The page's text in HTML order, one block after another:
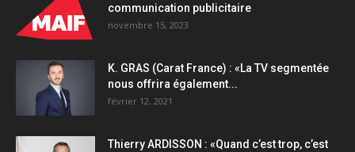
communication publicitaire
novembre 15, 2023
K. GRAS (Carat France) : «La TV segmentée
nous offrira également...
février 12, 2021
Thierry ARDISSON : «Quand c’est trop, c’est